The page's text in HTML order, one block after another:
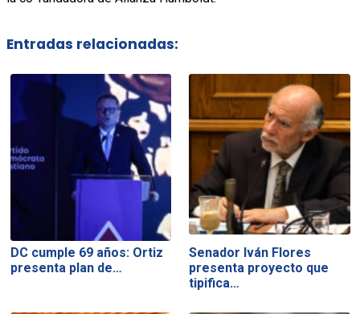
Entradas relacionadas:
DC cumple 69 años: Ortiz
presenta plan de…
Senador Iván Flores
presenta proyecto que
tipifica…